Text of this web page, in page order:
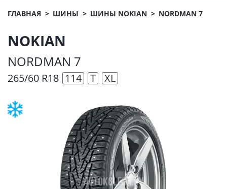
ГЛАВНАЯ ШИНЫ ШИНЫ NOKIAN NORDMAN 7
NOKIAN
NORDMAN 7
265/60 R18 114 T XL